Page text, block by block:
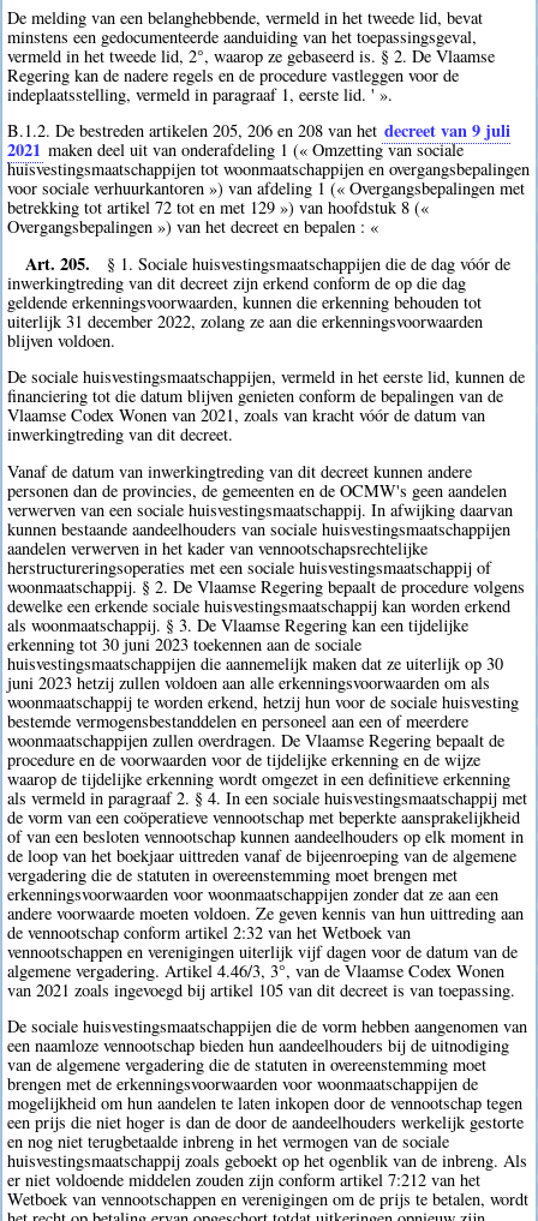
De melding van een belanghebbende, vermeld in het tweede lid, bevat
minstens een gedocumenteerde aanduiding van het toepassingsgeval,
vermeld in het tweede lid, 2°, waarop ze gebaseerd is. § 2. De Vlaamse
Regering kan de nadere regels en de procedure vastleggen voor de
indeplaatsstelling, vermeld in paragraaf 1, eerste lid. ' ».
B.1.2. De bestreden artikelen 205, 206 en 208 van het decreet van 9 juli
2021 maken deel uit van onderafdeling 1 (« Omzetting van sociale
huisvestingsmaatschappijen tot woonmaatschappijen en overgangsbepalingen
voor sociale verhuurkantoren ») van afdeling 1 (« Overgangsbepalingen met
betrekking tot artikel 72 tot en met 129 ») van hoofdstuk 8 («
Overgangsbepalingen ») van het decreet en bepalen : «
Art. 205.
§ 1. Sociale huisvestingsmaatschappijen die de dag vóór de
inwerkingtreding van dit decreet zijn erkend conform de op die dag
geldende erkenningsvoorwaarden, kunnen die erkenning behouden tot
uiterlijk 31 december 2022, zolang ze aan die erkenningsvoorwaarden
blijven voldoen.
De sociale huisvestingsmaatschappijen, vermeld in het eerste lid, kunnen de
financiering tot die datum blijven genieten conform de bepalingen van de
Vlaamse Codex Wonen van 2021, zoals van kracht vóór de datum van
inwerkingtreding van dit decreet.
Vanaf de datum van inwerkingtreding van dit decreet kunnen andere
personen dan de provincies, de gemeenten en de OCMW's geen aandelen
verwerven van een sociale huisvestingsmaatschappij. In afwijking daarvan
kunnen bestaande aandeelhouders van sociale huisvestingsmaatschappijen
aandelen verwerven in het kader van vennootschapsrechtelijke
herstructureringsoperaties met een sociale huisvestingsmaatschappij of
woonmaatschappij. § 2. De Vlaamse Regering bepaalt de procedure volgens
dewelke een erkende sociale huisvestingsmaatschappij kan worden erkend
als woonmaatschappij. § 3. De Vlaamse Regering kan een tijdelijke
erkenning tot 30 juni 2023 toekennen aan de sociale
huisvestingsmaatschappijen die aannemelijk maken dat ze uiterlijk op 30
juni 2023 hetzij zullen voldoen aan alle erkenningsvoorwaarden om als
woonmaatschappij te worden erkend, hetzij hun voor de sociale huisvesting
bestemde vermogensbestanddelen en personeel aan een of meerdere
woonmaatschappijen zullen overdragen. De Vlaamse Regering bepaalt de
procedure en de voorwaarden voor de tijdelijke erkenning en de wijze
waarop de tijdelijke erkenning wordt omgezet in een definitieve erkenning
als vermeld in paragraaf 2. § 4. In een sociale huisvestingsmaatschappij met
de vorm van een coöperatieve vennootschap met beperkte aansprakelijkheid
of van een besloten vennootschap kunnen aandeelhouders op elk moment in
de loop van het boekjaar uittreden vanaf de bijeenroeping van de algemene
vergadering die de statuten in overeenstemming moet brengen met
erkenningsvoorwaarden voor woonmaatschappijen zonder dat ze aan een
andere voorwaarde moeten voldoen. Ze geven kennis van hun uittreding aan
de vennootschap conform artikel 2:32 van het Wetboek van
vennootschappen en verenigingen uiterlijk vijf dagen voor de datum van de
algemene vergadering. Artikel 4.46/3, 3°, van de Vlaamse Codex Wonen
van 2021 zoals ingevoegd bij artikel 105 van dit decreet is van toepassing.
De sociale huisvestingsmaatschappijen die de vorm hebben aangenomen van
een naamloze vennootschap bieden hun aandeelhouders bij de uitnodiging
van de algemene vergadering die de statuten in overeenstemming moet
brengen met de erkenningsvoorwaarden voor woonmaatschappijen de
mogelijkheid om hun aandelen te laten inkopen door de vennootschap tegen
een prijs die niet hoger is dan de door de aandeelhouders werkelijk gestorte
en nog niet terugbetaalde inbreng in het vermogen van de sociale
huisvestingsmaatschappij zoals geboekt op het ogenblik van de inbreng. Als
er niet voldoende middelen zouden zijn conform artikel 7:212 van het
Wetboek van vennootschappen en verenigingen om de prijs te betalen, wordt